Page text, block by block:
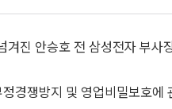
진 안승호 전 삼성전자 부사
경쟁방지 및 영업비밀보호에